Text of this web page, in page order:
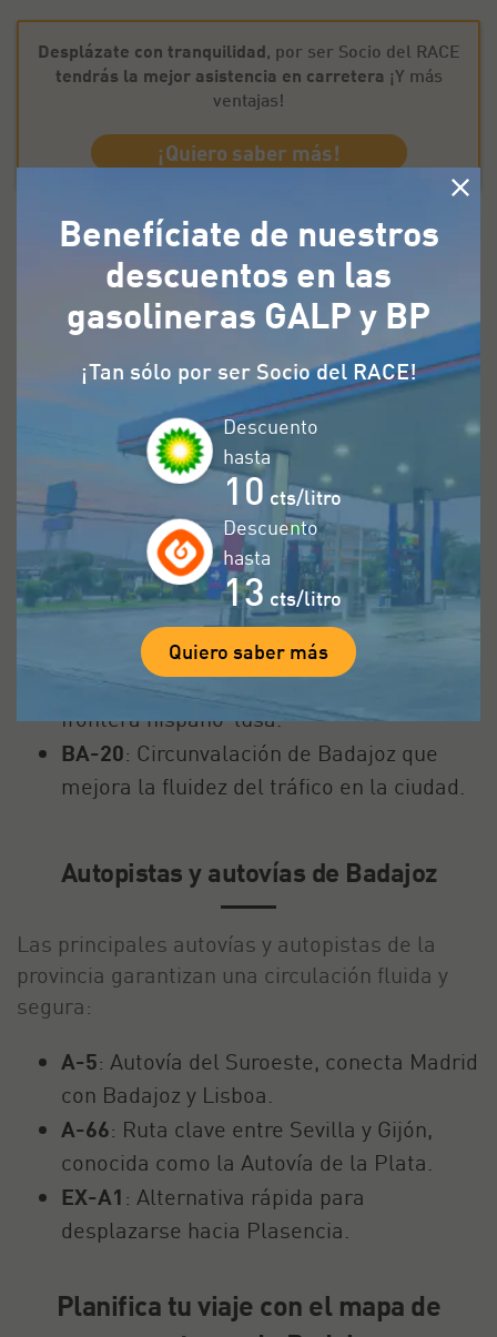
Desplázate con tranquilidad, por ser Socio del RACE
tendrás la mejor asistencia en carretera ¡Y más
ventajas!
¡Quiero saber más!
Red de carreteras de la provincia de
Badajoz
Las carreteras de Badajoz conectan los
municipios de la provincia y facilitan los
desplazamientos hacia otras regiones.
Algunas de las vías más destacadas son:
N-432: Comunicación entre Badajoz,
Córdoba y Granada.
EX-100: Enlace entre Badajoz y Cáceres.
N-430: Ruta clave para acceder a Ciudad
EX-107
: Conexión con Portugal y la
frontera hispano-lusa.
BA-20: Circunvalación de Badajoz que
mejora la fluidez del tráfico en la ciudad.
Autopistas y autovías de Badajoz
Las principales autovías y autopistas de la
provincia garantizan una circulación fluida y
segura:
A-5: Autovía del Suroeste, conecta Madrid
con Badajoz y Lisboa.
A-66: Ruta clave entre Sevilla y Gijón,
conocida como la Autovía de la Plata.
EX-A1 : Alternativa rápida para
desplazarse hacia Plasencia.
Planifica tu viaje con el mapa de
Benefíciate de nuestros
descuentos en las
gasolineras GALP y BP
¡Tan sólo por ser Socio del RACE!
Descuento
hasta
10 cts/litro
Descuento
hasta
13 cts/litro
Quiero saber más